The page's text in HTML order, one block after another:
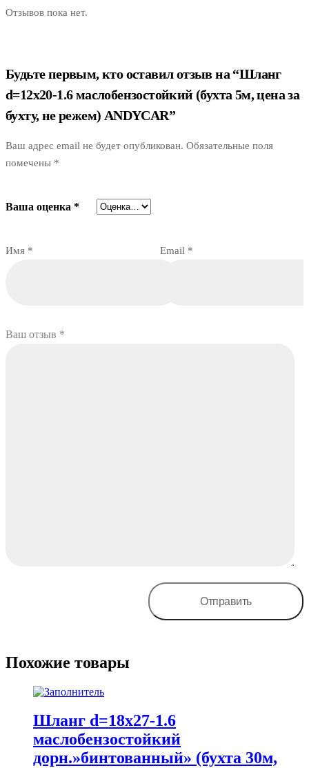
Отзывов пока нет.
Будьте первым, кто оставил отзыв на “Шланг
d=12х20-1.6 маслобензостойкий (бухта 5м, цена за
бухту, не режем) ANDYCAR”
Ваш адрес email не будет опубликован. Обязательные поля
помечены *
Имя * Email *
Ваша оценка *
Ваш отзыв *
Похожие товары
Шланг d=18х27-1.6
маслобензостойкий
дорн.»бинтованный» (бухта 30м,